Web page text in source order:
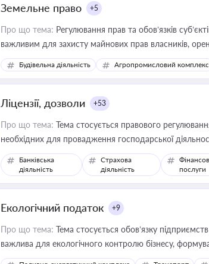
Земельне право +5
Про що тема: Регулювання прав та обов’язків
важливим для захисту майнових прав власників,
ресурсами
Будівельна діяльність Агропромисловий комплекс
Ліцензії, дозволи +53
Про що тема: Тема стосується правового
необхідних для провадження господарської
Банківська
діяльність
Страхова
діяльність
послуги
Екологічний податок +9
Про що тема: Тема стосується обов’язку
важлива для екологічного контролю бізнесу,
законодавства